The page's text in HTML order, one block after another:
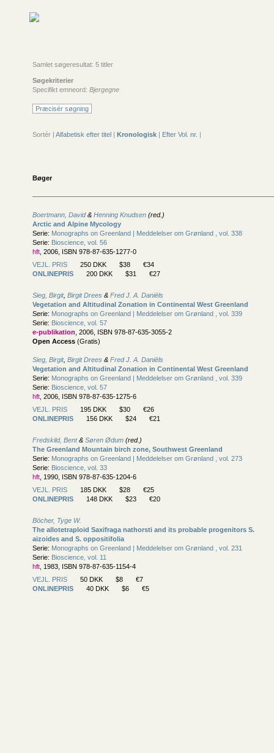
Samlet søgeresultat: 5 titler
Søgekriterier
Specifikt emneord: Bjergegne
Præcisér søgning
Sortér | Alfabetisk efter titel | Kronologisk | Efter Vol. nr. |
Bøger
Boertmann, David& Henning Knudsen (red.)
Arctic and Alpine Mycology
Serie: Monographs on Greenland | Meddelelser om Grønland , vol. 338
Serie: Bioscience, vol. 56
hft , 2006, ISBN 978-87-635-1277-0
VEJL. PRIS
250 DKK $38
€34
ONLINEPRIS
200 DKK $31 €27
Sieg, Birgit, Birgit Drees & Fred J. A. Daniëls
Vegetation and Altitudinal Zonation in Continental West Greenland
Serie: Monographs on Greenland | Meddelelser om Grønland , vol. 339
Serie: Bioscience, vol. 57
e-publikation , 2006, ISBN 978-87-635-3055-2
Open Access (Gratis)
Sieg, Birgit, Birgit Drees & Fred J. A. Daniëls
Vegetation and Altitudinal Zonation in Continental West Greenland
Serie: Monographs on Greenland | Meddelelser om Grønland , vol. 339
Serie: Bioscience, vol. 57
hft , 2006, ISBN 978-87-635-1275-6
VEJL. PRIS
195 DKK $30
€26
ONLINEPRIS
156 DKK $24 €21
Fredskild, Bent& Søren Ødum (red.)
The Greenland Mountain birch zone, Southwest Greenland
Serie: Monographs on Greenland | Meddelelser om Grønland , vol. 273
Serie: Bioscience, vol. 33
hft , 1990, ISBN 978-87-635-1204-6
VEJL. PRIS
185 DKK $28
€25
ONLINEPRIS
148 DKK $23 €20
Böcher, Tyge W.
The allotetraploid Saxifraga nathorsti and its probable progenitors S.
aizoides and S. oppositifolia
Serie: Monographs on Greenland | Meddelelser om Grønland , vol. 231
Serie: Bioscience, vol. 11
hft , 1983, ISBN 978-87-635-1154-4
VEJL. PRIS
50 DKK $8
€7
ONLINEPRIS
40 DKK $6 €5